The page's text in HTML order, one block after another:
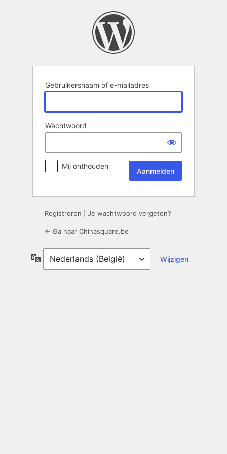
Gebruikersnaam of e-mailadres
Wachtwoord
Mij onthouden
Registreren Je wachtwoord vergeten?
← Ga naar Chinasquare.be
Taal